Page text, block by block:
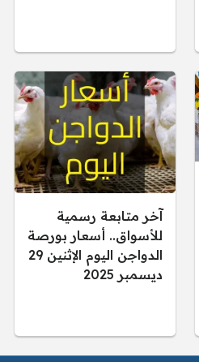
آخر متابعة رسمية
للأسواق.. أسعار بورصة
الدواجن اليوم الإثنين 29
ديسمبر 2025